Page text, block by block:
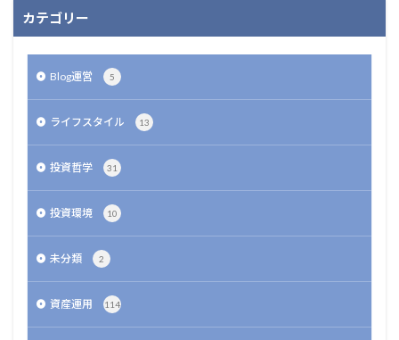
カテゴリー
Blog運営 5
ライフスタイル 13
投資哲学 31
投資環境 10
未分類 2
資産運用 114